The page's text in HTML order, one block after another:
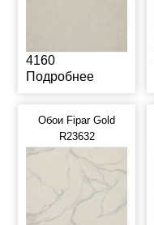
4160
Подробнее
Обои Fipar Gold
R23632